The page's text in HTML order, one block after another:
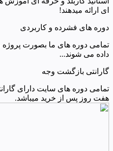
ای ارائه میدهند!
دوره های فشرده و کاربردی
تمامی دوره های ما بصورت
داده می شوند...
گارانتی بازگشت وجه
تمامی دوره های سایت دارای
هفت روز پس از خرید میباشد.